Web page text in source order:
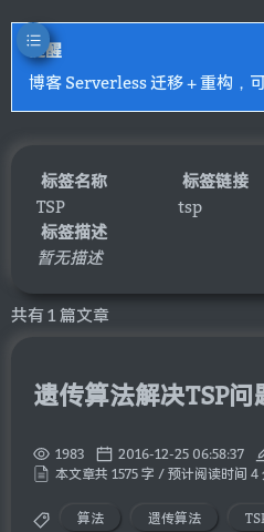
提醒
博客 Serverless 迁移 + 重构，
标签名称 标签链接
TSP
tsp
标签描述
暂无描述
共有 1 篇文章
遗传算法解决TSP问
1983 2016-12-25 06:58:37
本文章共 1575 字 / 预计阅读时间 4
算法 遗传算法